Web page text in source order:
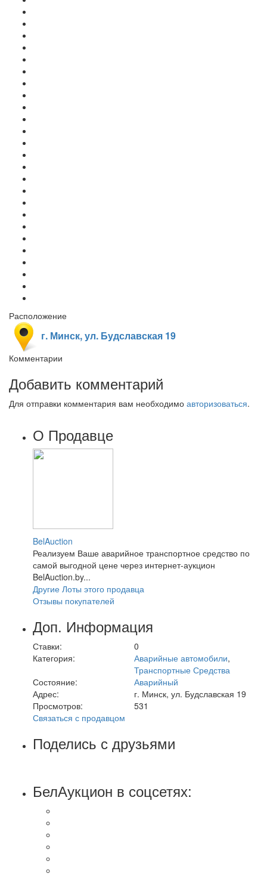
Расположение
г. Минск, ул. Будславская 19
Комментарии
Добавить комментарий
Для отправки комментария вам необходимо авторизоваться.
О Продавце
BelAuction
Реализуем Ваше аварийное транспортное средство по
самой выгодной цене через интернет-аукцион
BelAuction.by...
Другие Лоты этого продавца
Отзывы покупателей
Доп. Информация
Ставки:
0
Категория:
Аварийные автомобили,
Транспортные Средства
Состояние:
Аварийный
Адрес:
г. Минск, ул. Будславская 19
Просмотров:
531
Связаться с продавцом
Поделись с друзьями
БелАукцион в соцсетях: